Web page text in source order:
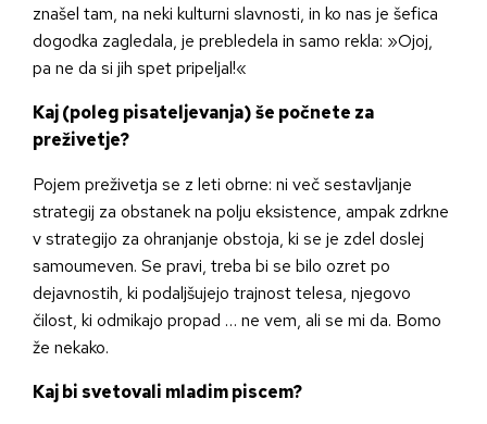
znašel tam, na neki kulturni slavnosti, in ko nas je šefica
dogodka zagledala, je prebledela in samo rekla: »Ojoj,
pa ne da si jih spet pripeljal!«
Kaj (poleg pisateljevanja) še počnete za
preživetje?
Pojem preživetja se z leti obrne: ni več sestavljanje
strategij za obstanek na polju eksistence, ampak zdrkne
v strategijo za ohranjanje obstoja, ki se je zdel doslej
samoumeven. Se pravi, treba bi se bilo ozret po
dejavnostih, ki podaljšujejo trajnost telesa, njegovo
čilost, ki odmikajo propad … ne vem, ali se mi da. Bomo
že nekako.
Kaj bi svetovali mladim piscem?